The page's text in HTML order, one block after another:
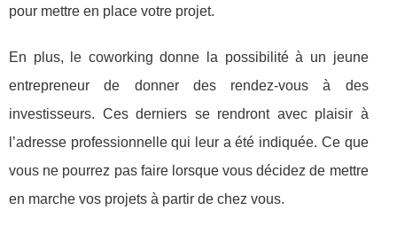
pour mettre en place votre projet.
En plus, le coworking donne la possibilité à un jeune
entrepreneur de donner des rendez-vous à des
investisseurs. Ces derniers se rendront avec plaisir à
l’adresse professionnelle qui leur a été indiquée. Ce que
vous ne pourrez pas faire lorsque vous décidez de mettre
en marche vos projets à partir de chez vous.